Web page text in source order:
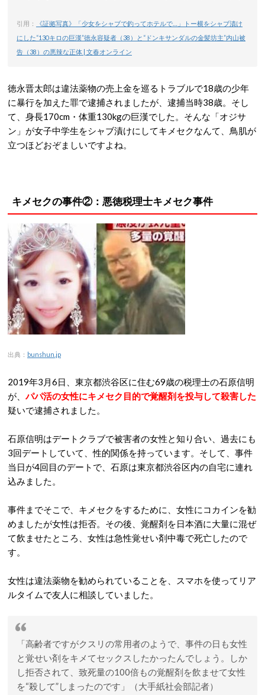
引用：
《証拠写真》「少女をシャブで釣ってホテルで…」トー横をシャブ漬け
にした“130キロの巨漢”徳永容疑者（38）と“ドンキサンダルの金髪坊主”内山被
告（38）の悪辣な正体 | 文春オンライン
徳永晋太郎は違法薬物の売上金を巡るトラブルで18歳の少年
に暴行を加えた罪で逮捕されましたが、逮捕当時38歳。そし
て、身長170cm・体重130kgの巨漢でした。そんな「オジサ
ン」が女子中学生をシャブ漬けにしてキメセクなんて、鳥肌が
立つほどおぞましいですよね。
キメセクの事件②：悪徳税理士キメセク事件
出典： bunshun.jp
2019年3月6日、東京都渋谷区に住む69歳の税理士の石原信明
が、パパ活の女性にキメセク目的で覚醒剤を投与して殺害した
疑いで逮捕されました。
石原信明はデートクラブで被害者の女性と知り合い、過去にも
3回デートしていて、性的関係を持っています。そして、事件
当日が4回目のデートで、石原は東京都渋谷区内の自宅に連れ
込みました。
事件までそこで、キメセクをするために、女性にコカインを勧
めましたが女性は拒否。その後、覚醒剤を日本酒に大量に混ぜ
て飲ませたところ、女性は急性覚せい剤中毒で死亡したので
す。
女性は違法薬物を勧められていることを、スマホを使ってリア
ルタイムで友人に相談していました。
「高齢者ですがクスリの常用者のようで、事件の日も女性
と覚せい剤をキメてセックスしたかったんでしょう。しか
し拒否されて、致死量の100倍もの覚醒剤を飲ませて女性
を“殺して”しまったのです」（大手紙社会部記者）